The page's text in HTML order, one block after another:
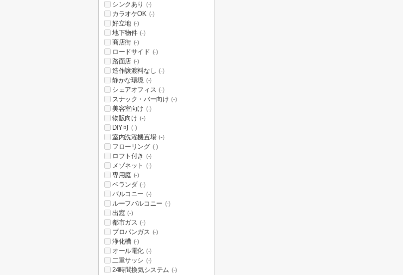
シンクあり (-)
カラオケOK (-)
好立地 (-)
地下物件 (-)
商店街 (-)
ロードサイド (-)
路面店 (-)
造作譲渡料なし (-)
静かな環境 (-)
シェアオフィス (-)
スナック・バー向け (-)
美容室向け (-)
物販向け (-)
DIY可 (-)
室内洗濯機置場 (-)
フローリング (-)
ロフト付き (-)
メゾネット (-)
専用庭 (-)
ベランダ (-)
バルコニー (-)
ルーフバルコニー (-)
出窓 (-)
都市ガス (-)
プロパンガス (-)
浄化槽 (-)
オール電化 (-)
二重サッシ (-)
24時間換気システム (-)